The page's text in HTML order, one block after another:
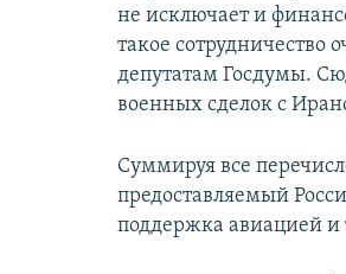
не исключает и
такое
депутатам Госдумы.
военных сделок с
Суммируя все
предоставляемый
поддержка авиацией и